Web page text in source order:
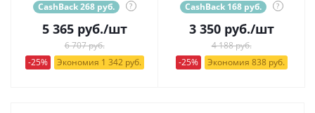
CashBack 268 руб. ?
5 365руб./шт
6 707 руб.
-25%
Экономия 1 342 руб.
CashBack 168 руб. ?
3 350руб./шт
4 188 руб.
-25%
Экономия 838 руб.